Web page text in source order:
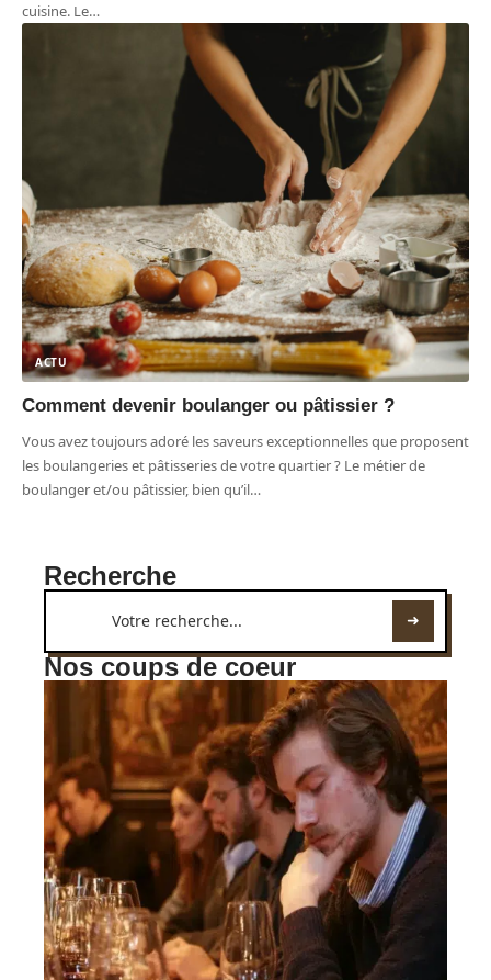
cuisine. Le…
ACTU
Comment devenir boulanger ou pâtissier ?
Vous avez toujours adoré les saveurs exceptionnelles que proposent
les boulangeries et pâtisseries de votre quartier ? Le métier de
boulanger et/ou pâtissier, bien qu’il…
Recherche
Nos coups de coeur